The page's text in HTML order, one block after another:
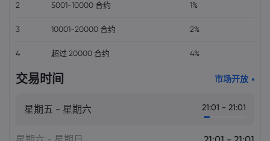
2 5001-10000 合约 1%
3 10001-20000 合约 2%
4 超过 20000 合约 4%
交易时间 市场开放
星期五 - 星期六 21:01 - 21:01